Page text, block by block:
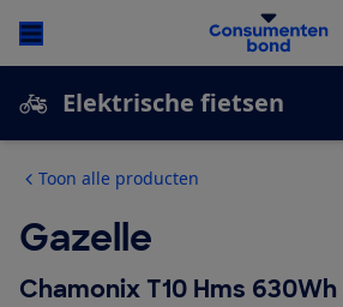
Elektrische fietsen
Toon alle producten
Gazelle
Chamonix T10 Hms